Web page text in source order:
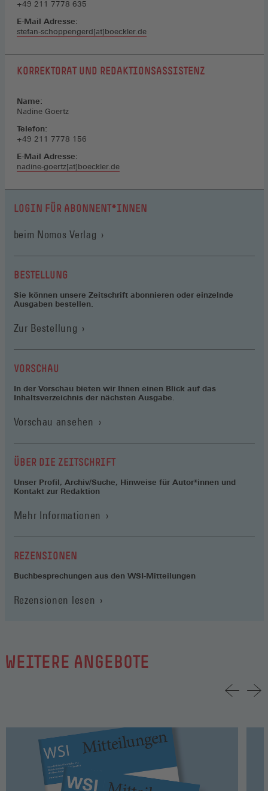
+49 211 7778 635
E-Mail Adresse:
stefan-schoppengerd[at]boeckler.de
KORREKTORAT UND REDAKTIONSASSISTENZ
Name:
Nadine Goertz
Telefon:
+49 211 7778 156
E-Mail Adresse:
nadine-goertz[at]boeckler.de
LOGIN FÜR ABONNENT*INNEN
beim Nomos Verlag (Öffnet
einem
BESTELLUNG
Sie können unsere Zeitschrift abonnieren oder einzelnde
Ausgaben bestellen.
Zur Bestellung
VORSCHAU
In der Vorschau bieten wir Ihnen einen Blick auf das
Inhaltsverzeichnis der nächsten Ausgabe.
Vorschau ansehen
ÜBER DIE ZEITSCHRIFT
Unser Profil, Archiv/Suche, Hinweise für Autor*innen und
Kontakt zur Redaktion
Mehr Informationen
REZENSIONEN
Buchbesprechungen aus den WSI-Mitteilungen
Rezensionen lesen
WEITERE ANGEBOTE